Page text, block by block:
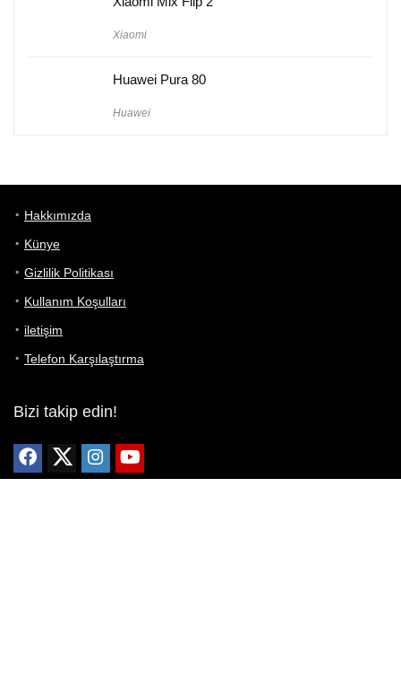
Xiaomi
Huawei Pura 80
Huawei
Hakkımızda
Künye
Gizlilik Politikası
Kullanım Koşulları
iletişim
Telefon Karşılaştırma
Bizi takip edin!